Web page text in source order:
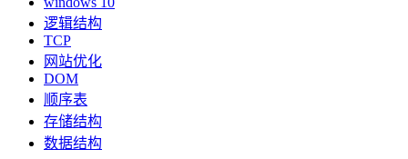
逻辑结构
TCP
网站优化
DOM
顺序表
存储结构
数据结构